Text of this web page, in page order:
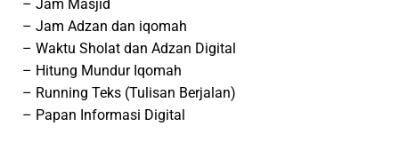
– Jam Masjid
– Jam Adzan dan iqomah
– Waktu Sholat dan Adzan Digital
– Hitung Mundur Iqomah
– Running Teks (Tulisan Berjalan)
– Papan Informasi Digital